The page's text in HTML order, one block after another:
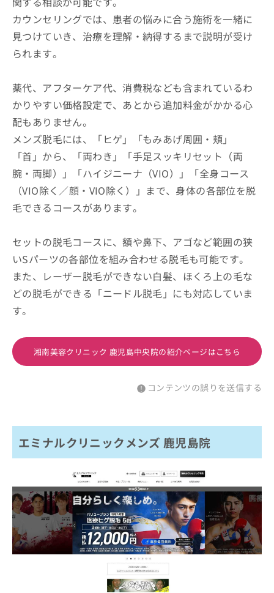
カウンセリングでは、患者の悩みに合う施術を一緒に
見つけていき、治療を理解・納得するまで説明が受け
られます。
薬代、アフターケア代、消費税なども含まれているわ
かりやすい価格設定で、あとから追加料金がかかる心
配もありません。
メンズ脱毛には、「ヒゲ」「もみあげ周囲・頬」
「首」から、「両わき」「手足スッキリセット（両
腕・両脚）」「ハイジニーナ（VIO）」「全身コース
（VIO除く／顔・VIO除く）」まで、身体の各部位を脱
毛できるコースがあります。
セットの脱毛コースに、額や鼻下、アゴなど範囲の狭
いSパーツの各部位を組み合わせる脱毛も可能です。
また、レーザー脱毛ができない白髪、ほくろ上の毛な
どの脱毛ができる「ニードル脱毛」にも対応していま
す。
湘南美容クリニック 鹿児島中央院の紹介ページはこちら
コンテンツの誤りを送信する
エミナルクリニックメンズ 鹿児島院